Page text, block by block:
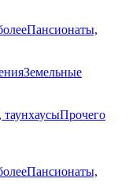
Пансионаты,
Земельные
Прочего
Пансионаты,